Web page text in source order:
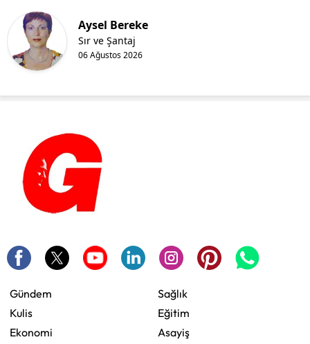
Aysel Bereke
06 Ağustos 2026
Sır ve Şantaj
Gündem
Kulis
Ekonomi
Sağlık
Eğitim
Asayiş